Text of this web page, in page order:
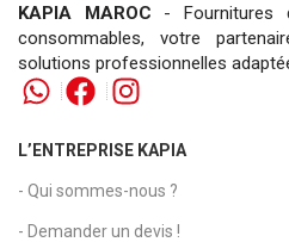
KAPIA MAROC - Fournitures
consommables, votre
solutions professionnelles
L’ENTREPRISE KAPIA
- Qui sommes-nous ?
- Demander un devis !